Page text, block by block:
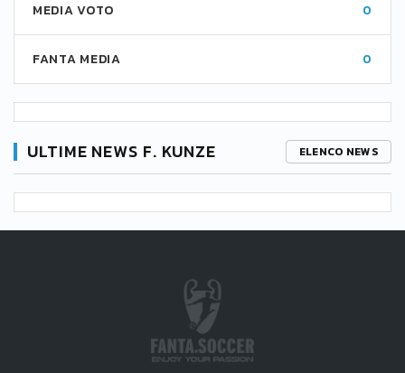
MEDIA VOTO 0
FANTA MEDIA 0
ULTIME NEWS F. KUNZE ELENCO NEWS